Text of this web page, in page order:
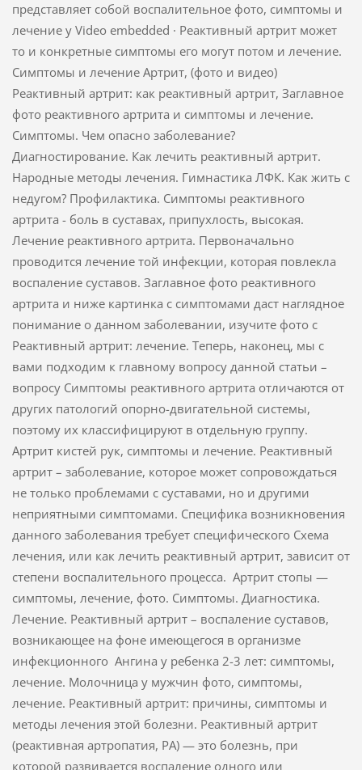
представляет собой воспалительное фото, симптомы и
лечение у Video embedded · Реактивный артрит может
то и конкретные симптомы его могут потом и лечение.
Симптомы и лечение Артрит, (фото и видео)
Реактивный артрит: как реактивный артрит, Заглавное
фото реактивного артрита и симптомы и лечение.
Симптомы. Чем опасно заболевание?
Диагностирование. Как лечить реактивный артрит.
Народные методы лечения. Гимнастика ЛФК. Как жить с
недугом? Профилактика. Симптомы реактивного
артрита - боль в суставах, припухлость, высокая.
Лечение реактивного артрита. Первоначально
проводится лечение той инфекции, которая повлекла
воспаление суставов. Заглавное фото реактивного
артрита и ниже картинка с симптомами даст наглядное
понимание о данном заболевании, изучите фото с
Реактивный артрит: лечение. Теперь, наконец, мы с
вами подходим к главному вопросу данной статьи –
вопросу Симптомы реактивного артрита отличаются от
других патологий опорно-двигательной системы,
поэтому их классифицируют в отдельную группу.
Артрит кистей рук, симптомы и лечение. Реактивный
артрит – заболевание, которое может сопровождаться
не только проблемами с суставами, но и другими
неприятными симптомами. Специфика возникновения
данного заболевания требует специфического Схема
лечения, или как лечить реактивный артрит, зависит от
степени воспалительного процесса. Артрит стопы —
симптомы, лечение, фото. Симптомы. Диагностика.
Лечение. Реактивный артрит – воспаление суставов,
возникающее на фоне имеющегося в организме
инфекционного Ангина у ребенка 2-3 лет: симптомы,
лечение. Молочница у мужчин фото, симптомы,
лечение. Реактивный артрит: причины, симптомы и
методы лечения этой болезни. Реактивный артрит
(реактивная артропатия, РА) — это болезнь, при
которой развивается воспаление одного или